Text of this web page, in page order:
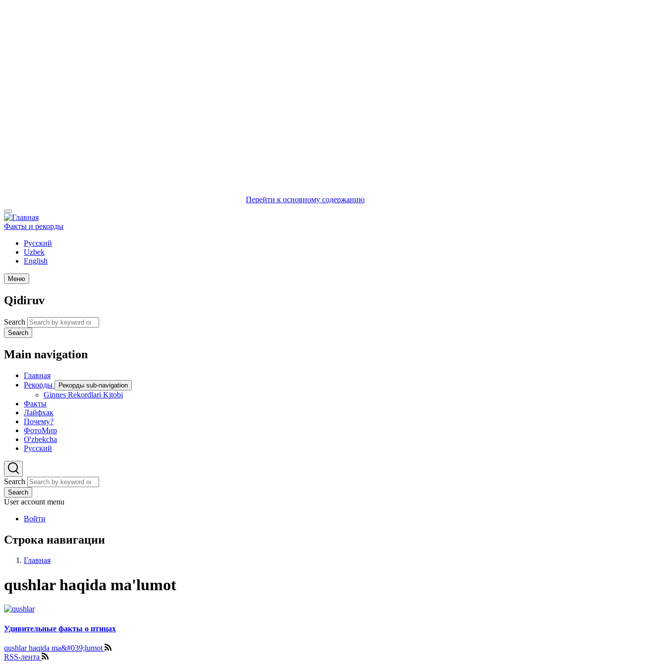
Перейти к основному содержанию
Факты и рекорды
Русский
Uzbek
English
Меню
Qidiruv
Search
Search
Main navigation
Главная
Рекорды
Рекорды sub-navigation
Ginnes Rekordlari Kitobi
Факты
Лайфхак
Почему?
ФотоМир
O'zbekcha
Русский
Search
Search
User account menu
Войти
Строка навигации
Главная
qushlar haqida ma'lumot
Удивительные факты о птицах
qushlar haqida ma&#039;lumot
RSS-лента